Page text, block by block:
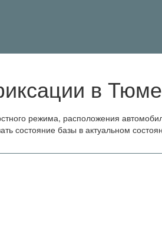
в
режима, расположения
состояние базы в актуальном